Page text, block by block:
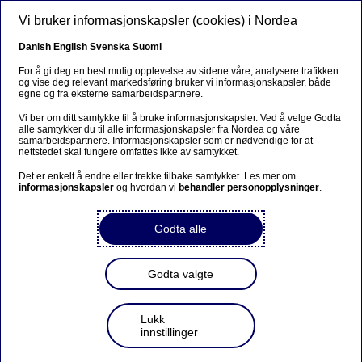
NO
Ansvarlige investeringer
Hva er aktivt eierskap?
16-10-2023
Aktivt eierskap vil si at aksjeeiere engasjerer seg i et
selskap de har investert i, for å påvirke selskapets
strategi og handlinger. Aktivt eierskap brukes ofte i
ansvarlige investeringer
å direkte påvirke et selskaps beslutninger og arbeid
knyttet til samfunnsansvar.
Vi bruker informasjonskapsler (cookies) i Nordea
Danish English Svenska Suomi
For å gi deg en best mulig opplevelse av sidene våre, analysere trafikken
og vise deg relevant markedsføring bruker vi informasjonskapsler, både
egne og fra eksterne samarbeidspartnere.
Vi ber om ditt samtykke til å bruke informasjonskapsler. Ved å velge Godta
alle samtykker du til alle informasjonskapsler fra Nordea og våre
samarbeidspartnere. Informasjonskapsler som er nødvendige for at
nettstedet skal fungere omfattes ikke av samtykket.
Det er enkelt å endre eller trekke tilbake samtykket. Les mer om
informasjonskapsler og hvordan vi behandler personopplysninger.
Godta alle
Godta valgte
Lukk
innstillinger